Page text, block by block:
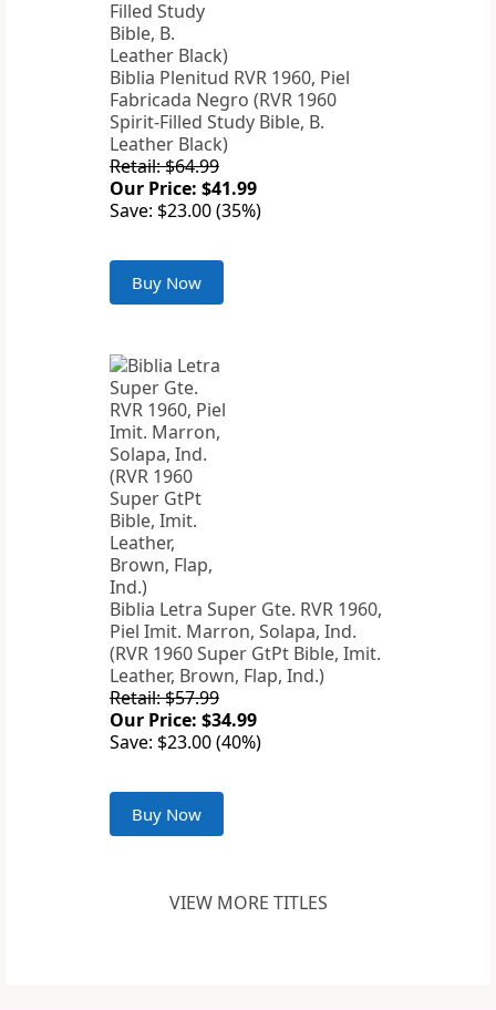
Biblia Plenitud RVR 1960, Piel
Fabricada Negro (RVR 1960
Spirit-Filled Study Bible, B.
Leather Black)
Retail: $64.99
Our Price: $41.99
Save: $23.00 (35%)
Buy Now
Biblia Letra Super Gte. RVR 1960,
Piel Imit. Marron, Solapa, Ind.
(RVR 1960 Super GtPt Bible, Imit.
Leather, Brown, Flap, Ind.)
Retail: $57.99
Our Price: $34.99
Save: $23.00 (40%)
Buy Now
VIEW MORE TITLES